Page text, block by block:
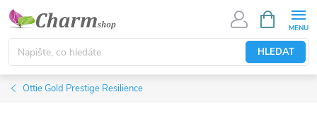
Přejít
obsah
HLEDAT
NÁKUPNÍ
KOŠÍK
Ottie Gold Prestige Resilience